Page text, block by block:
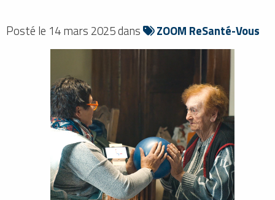
Posté le 14 mars 2025 dans ZOOM ReSanté-Vous